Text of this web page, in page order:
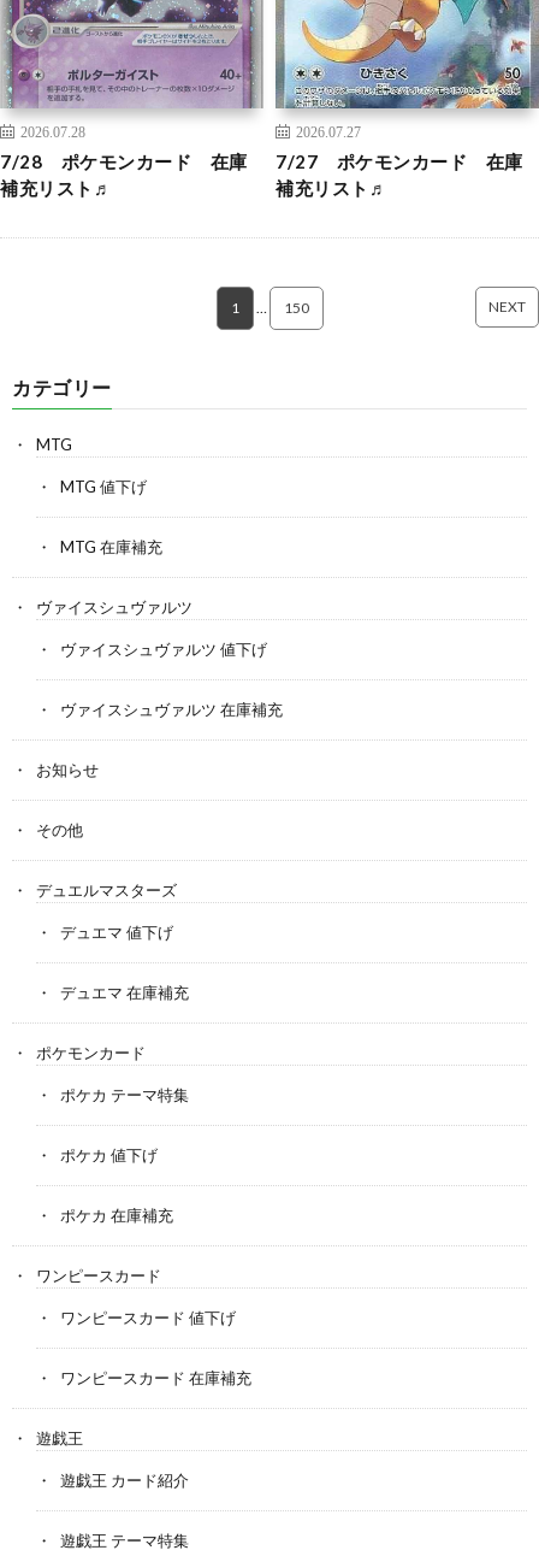
2026.07.28
7/28 ポケモンカード 在庫
補充リスト♬
2026.07.27
7/27 ポケモンカード 在庫
補充リスト♬
1 150 NEXT
カテゴリー
MTG
MTG 値下げ
MTG 在庫補充
ヴァイスシュヴァルツ
ヴァイスシュヴァルツ 値下げ
ヴァイスシュヴァルツ 在庫補充
お知らせ
その他
デュエルマスターズ
デュエマ 値下げ
デュエマ 在庫補充
ポケモンカード
ポケカ テーマ特集
ポケカ 値下げ
ポケカ 在庫補充
ワンピースカード
ワンピースカード 値下げ
ワンピースカード 在庫補充
遊戯王
遊戯王 カード紹介
遊戯王 テーマ特集